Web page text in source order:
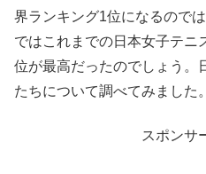
界ランキング1位になるので
ではこれまでの日本女子テニ
位が最高だったのでしょう。
たちについて調べてみました。
スポンサ